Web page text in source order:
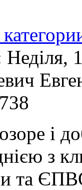
Неділя,
і
з
та